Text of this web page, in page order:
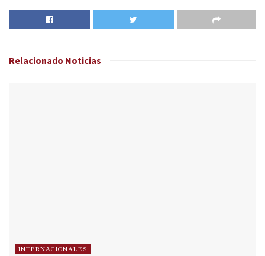
Relacionado Noticias
INTERNACIONALES